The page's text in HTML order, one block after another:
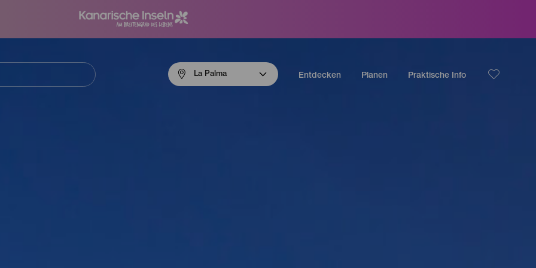
La Palma Entdecken Planen Praktische Info